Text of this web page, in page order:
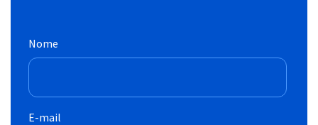
Nome
E-mail